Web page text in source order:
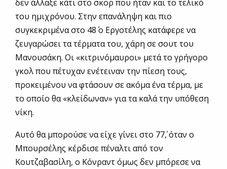
δεν άλλαξε κάτι στο σκορ που ήταν και το τελικό
του ημιχρόνου. Στην επανάληψη και πιο
συγκεκριμένα στο 48΄ ο Εργοτέλης κατάφερε να
ζευγαρώσει τα τέρματα του, χάρη σε σουτ του
Μανουσάκη. Οι «κιτρινόμαυροι» μετά το γρήγορο
γκολ που πέτυχαν ενέτειναν την πίεση τους,
προκειμένου να φτάσουν σε ακόμα ένα τέρμα, με
το οποίο θα «κλείδωναν» για τα καλά την υπόθεση
νίκη.
Αυτό θα μπορούσε να είχε γίνει στο 77΄, όταν ο
Μπουρσέλης κέρδισε πέναλτι από τον
Κουτζαβασίλη, ο Κόνραντ όμως δεν μπόρεσε να